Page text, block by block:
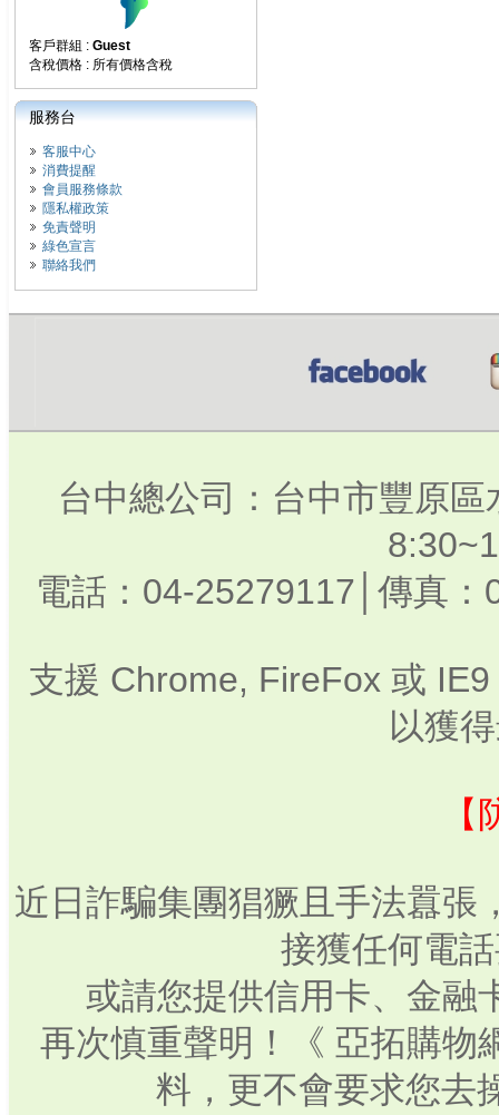
客戶群組 : Guest
含稅價格 : 所有價格含稅
服務台
客服中心
消費提醒
會員服務條款
隱私權政策
免責聲明
綠色宣言
聯絡我們
台中總公司：台中市豐原
電話：04-25279117│傳真
支援 Chrome, FireFox 或
以獲
近日詐騙集團猖獗且手法囂張
接獲任何電
或請您提供信用卡、金融
再次慎重聲明！《 亞拓購物
料，更不會要求您去